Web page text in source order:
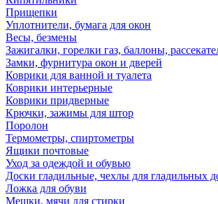
Прищепки
Уплотнители, бумага для окон
Весы, безмены
Зажигалки, горелки газ, баллоны,
Замки, фурнитура окон и дверей
Коврики для ванной и туалета
Коврики интерьерные
Коврики придверные
Крючки, зажимы для штор
Поролон
Термометры, спиртометры
Ящики почтовые
Уход за одеждой и обувью
Доски гладильные, чехлы для гладильных
Ложка для обуви
Мешки, мячи для стирки